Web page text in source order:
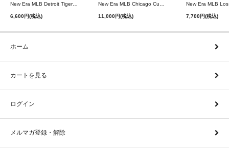
New Era MLB Detroit Tigers Postseason 9Twenty Strapback Cap - Navy
6,600円(税込) 11,000円(税込) 7,700円(税込)
ホーム
カートを見る
ログイン
メルマガ登録・解除